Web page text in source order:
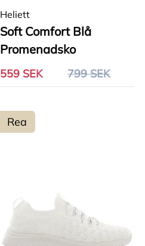
Heliett
Soft Comfort Blå
Promenadsko
559 SEK 799 SEK
Rea